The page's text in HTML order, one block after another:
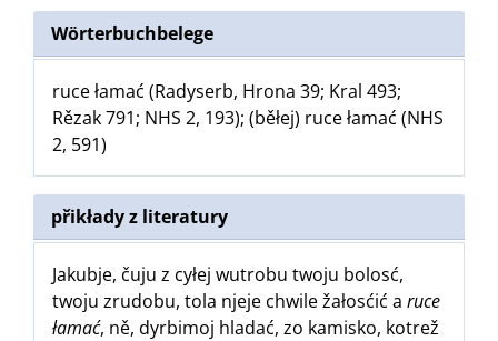
Wörterbuchbelege
ruce łamać (Radyserb, Hrona 39; Kral 493;
Rězak 791; NHS 2, 193); (běłej) ruce łamać (NHS
2, 591)
přikłady z literatury
Jakubje, čuju z cyłej wutrobu twoju bolosć,
twoju zrudobu, tola njeje chwile žałosćić a ruce
łamać, ně, dyrbimoj hladać, zo kamisko, kotrež